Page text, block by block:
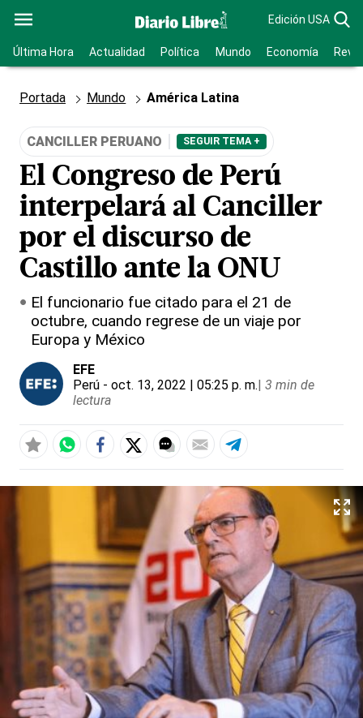
Edición USA
Última Hora Actualidad Política Mundo Economía
Portada Mundo América Latina
CANCILLER PERUANO SEGUIR TEMA +
El Congreso de Perú
interpelará al Canciller
por el discurso de
Castillo ante la ONU
El funcionario fue citado para el 21 de
octubre, cuando regrese de un viaje por
Europa y México
EFE
Perú - oct. 13, 2022 | 05:25 p. m.| 3 min de
lectura